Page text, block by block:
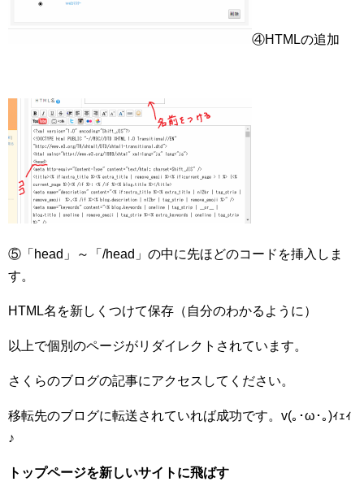
④HTMLの追加
⑤「head」～「/head」の中に先ほどのコードを挿入しま
す。
HTML名を新しくつけて保存（自分のわかるように）
以上で個別のページがリダイレクトされています。
さくらのブログの記事にアクセスしてください。
移転先のブログに転送されていれば成功です。v(｡･ω･｡)ｨｪｨ
♪
トップページを新しいサイトに飛ばす